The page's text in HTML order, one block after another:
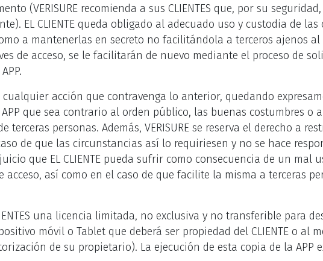
(VERISURE recomienda a sus CLIENTES que, por su
EL CLIENTE queda obligado al adecuado uso y custodia de las
a mantenerlas en secreto no facilitándola a terceros ajenos al
de acceso, se le facilitarán de nuevo mediante el proceso de
cualquier acción que contravenga lo anterior, quedando
que sea contrario al orden público, las buenas costumbres o
terceras personas. Además, VERISURE se reserva el derecho a
caso de que las circunstancias así lo requiriesen y no se hace
que EL CLIENTE pueda sufrir como consecuencia de un mal
acceso, así como en el caso de que facilite la misma a terceras
una licencia limitada, no exclusiva y no transferible para
móvil o Tablet que deberá ser propiedad del CLIENTE o al
de su propietario). La ejecución de esta copia de la APP